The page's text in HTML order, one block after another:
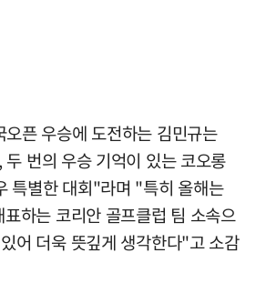
픈 우승에 도전하는 김민규는
번의 우승 기억이 있는 코오롱
특별한 대회"라며 "특히 올해는
하는 코리안 골프클럽 팀 소속으
어 더욱 뜻깊게 생각한다"고 소감